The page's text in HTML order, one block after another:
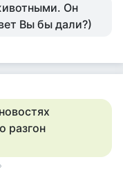
Он
Вы бы дали?)
разгон